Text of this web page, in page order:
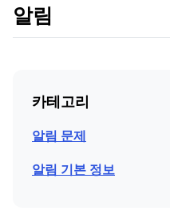
알림
카테고리
알림 문제
알림 기본 정보